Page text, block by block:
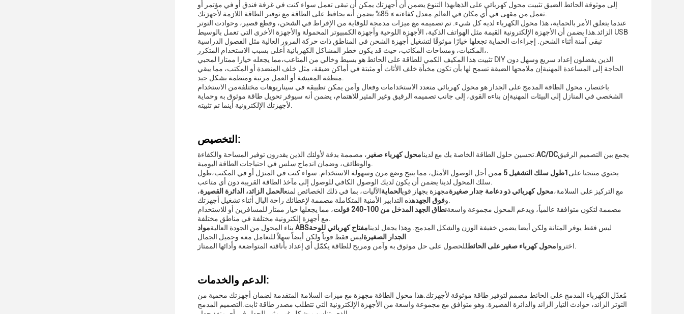
إلى موثوقة الحائط الضيق تثبيت محول كهربائي على الذهابهذا التنوع يضمن أن أجهزتك يمكن أن تبقى تعمل سواء كنت في غرفة فندق أو في مؤتمر أو
عندما يتعلق الأمر بالحماية، هذا محول الكهرباء لديه كل شيء. تم تصميمه مع ميزات مدمجة للوقاية من الإفراط في الشحن، وقطع قصير، وحوادث التوتر
الزائد.هذا يضمن أن الأجهزة الإلكترونية القيمة مثل الهواتف الذكية، الأجهزة اللوحية وأجهزة الكمبيوتر المحمولة والأجهزة الأخرى التي تعمل بالوسيط USB
تبقى آمنة أثناء الشحن. إجراءات الحماية تجعلها خيارًا موثوقًا لتشغيل أجهزة الشحن في المناطق ذات حركة المرور العالية مثل الفصول الدراسية
تثبيت هذا المكيف الكمي للطاقة على الحائط هو بسيط وخالي من المتاعب،مما يجعله خيارا ممتازا لمحبي DIY الذين يفضلون إعداد سريع وسهل دون
الحاجة إلى المساعدة المهنيةإن ملامحها الضيقة تسمح لها بأن تكون مخبأة خلف الأثاث أو مثبتة في أماكن ضيقة، مثل خلف المنضدة أو المكتب، مما يبقي
باختصار، محول الطاقة المدمج على الجدار هو محول كهربائي متعدد الاستخدامات وفعال وآمن يمكن تطبيقه في سيناريوهات مختلفةمن الاستخدام
الشخصي في المنازل إلى البيئات المهنيةإن بناءه القوي، إلى جانب تصميمه الرقيق وغير المثير للاهتمام، يضمن أنه سيوفر تحويل طاقة موثوق به وحماية
التخصيص:
تحسين حلول الطاقة الخاصة بك مع لدينامحول كهرباء صغير AC/DCيجمع بين التصميم الرقيق
يحتوي منتجنا على 1طول سلك التشغيل 5 م
من أجل الوصول الأمثل، مما يتيح وضع مرن وسهولة الاستخدام. سواء كنت في المنزل أو في المكتب،طول
مع التركيز على السلامة،محول كهربائي ذو دعامة جدار صغيرةمجهزة بجهاز قويالحمايةالآليات، بما في ذلك الخصائص لمنعالحمل الزائد، الدائرة القصيرة،
وفوق الجهد
مصممة لتكون متوافقة عالمياً، ويدعم المحول مجموعة واسعةنطاق الجهد المدخل من 100-240 فولت
، مما يجعلها خيار ممتاز للمسافرين أو للاستخدام
بناء المحول من الجودة العالية مواد ABS ليس فقط يوفر المتانة ولكن أيضا يضمن خفيفة الوزن والشكل المدمج. وهذا يجعل لدينامفتاح كهربائي للوحة
الجدار الصغيرةليس فقط قوياً ولكن أيضاً سهلاً للتعامل معه وجميل الجمال
اختروامحول كهرباء صغير على الحائط
الدعم والخدمات:
مُعدّل الكهرباء المدمج على الحائط مصمم لتوفير طاقة موثوقة لأجهزتك.هذا محول الطاقة مجهزة مع ميزات السلامة المتقدمة لضمان أجهزتك محمية من
التوتر الزائد، حوادث التيار الزائد والدائرة القصيرة. وهو متوافق مع مجموعة واسعة من الأجهزة الإلكترونية التي تتطلب مصدر طاقة ثابت.التصميم المدمج